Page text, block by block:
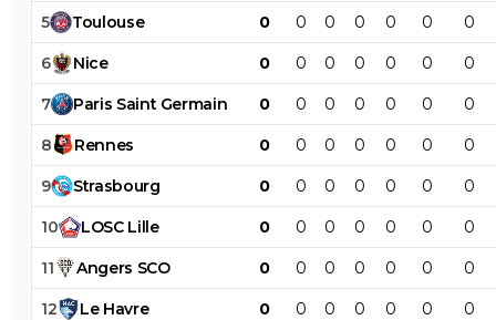
5 Toulouse 0 0 0 0 0 0 0
6 Nice 0 0 0 0 0 0 0
7 Paris Saint Germain 0 0 0 0 0 0 0
8 Rennes 0 0 0 0 0 0 0
9 Strasbourg 0 0 0 0 0 0 0
10 LOSC Lille 0 0 0 0 0 0 0
11 Angers SCO 0 0 0 0 0 0 0
12 Le Havre 0 0 0 0 0 0 0